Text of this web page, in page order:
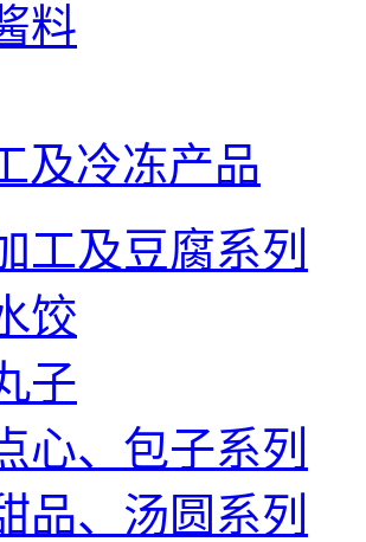
料
及冷冻产品
工及豆腐系列
饺
子
心、包子系列
品、汤圆系列